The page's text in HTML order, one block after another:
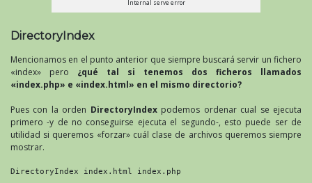
Internal serve error
DirectoryIndex
Mencionamos en el punto anterior que siempre buscará servir un fichero
«index» pero ¿qué tal si tenemos dos ficheros llamados
«index.php» e «index.html» en el mismo directorio?
Pues con la orden DirectoryIndexpodemos ordenar cual se ejecuta
primero -y de no conseguirse ejecuta el segundo-, esto puede ser de
utilidad si queremos «forzar» cuál clase de archivos queremos siempre
mostrar.
DirectoryIndex index.html index.php